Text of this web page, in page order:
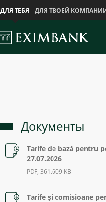
ДЛЯ ТЕБЯ ДЛЯ ТВОЕЙ
Документы
Tarife de bază pentru
27.07.2026
PDF, 361.609 KB
Tarife şi comisioane